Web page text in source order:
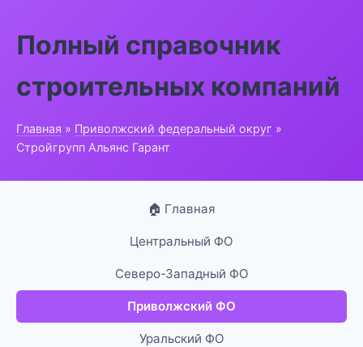
Полный справочник
строительных компаний
Главная » Приволжский федеральный округ »
Стройгрупп Альянс Гарант
🏠 Главная
Центральный ФО
Северо-Западный ФО
Приволжский ФО
Уральский ФО